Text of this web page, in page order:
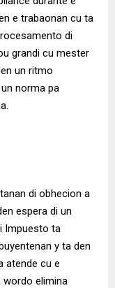
e trabaonan cu ta
di
grandi cu mester
un ritmo
norma pa
di obhecion a
espera di un
Impuesto ta
y ta den
atende cu e
wordo elimina